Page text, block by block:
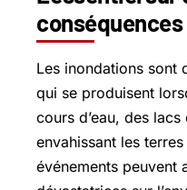
Les inondations sont
qui se produisent
cours d’eau, des
envahissant les
événements peuvent